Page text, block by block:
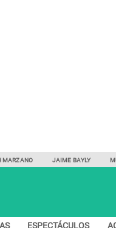
MARZANO JAIME BAYLY
ESPECTÁCULOS